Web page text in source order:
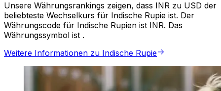
Unsere Währungsrankings zeigen, dass INR zu USD der
beliebteste Wechselkurs für Indische Rupie ist. Der
Währungscode für Indische Rupien ist INR. Das
Währungssymbol ist ₹.
Weitere Informationen zu Indische Rupie